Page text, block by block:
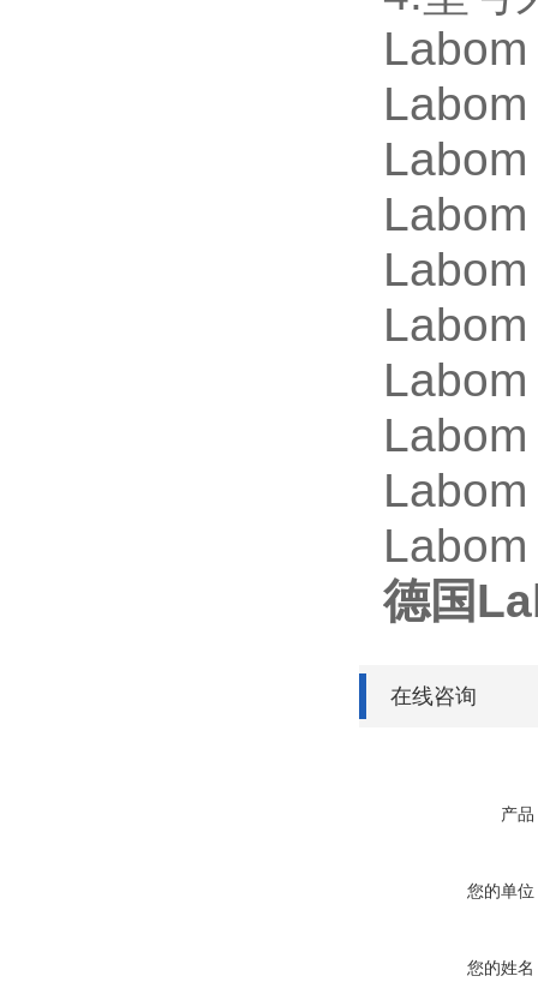
德国
在线咨询
产品
您的单位
您的姓名